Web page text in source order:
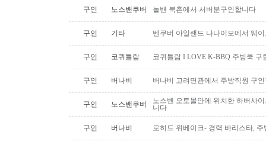
구인 노스밴쿠버 놀밴 북촌에서 서버분구인합니다
구인 기타 벤쿠버 아일랜드 나나이모에서 웨
구인 코퀴틀람 코퀴틀람 I LOVE K-BBQ 주빙쿡 구
구인 버나비 버나비 고려면관에서 주방직원 구
구인 노스밴쿠버
노스벤 오토몰안에 위치한 하버사
니다
구인 버나비 로히드 위베이크- 경력 바리스타, 주